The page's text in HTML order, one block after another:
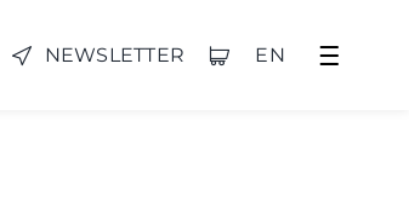
NEWSLETTER EN